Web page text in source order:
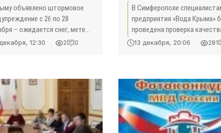
с 26 по
из-за снега -
Крыма»
объявлено штормовое
с 26 по 28
– ожидается снег, метель
об этом сообщили в
12:30 2 0
соответствует
«Новости Крыма»
В Симферополе
предприятия «Вода Крыма»
проведена проверка
воды на территории
13 декабря, 20:06 281